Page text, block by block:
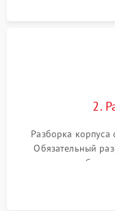
2.
Разборка
Обязательный
вспышки для
пыли, песка и